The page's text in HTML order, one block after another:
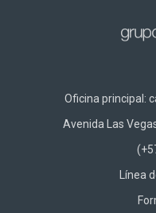
Oficina principal:
Avenida Las
Línea